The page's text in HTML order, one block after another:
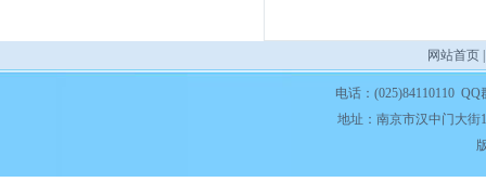
网站首页
电话：(025)84110110
地址：南京市汉中门大街